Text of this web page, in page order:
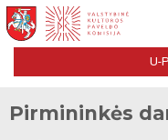
U-
Pirmininkės